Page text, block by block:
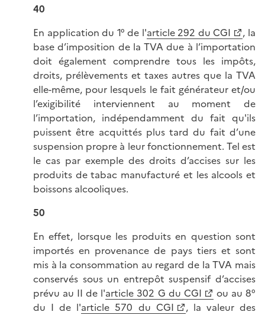
40
En application du 1° de l'article 292 du CGI
, la
base d’imposition de la TVA due à l’importation
doit également comprendre tous les impôts,
droits, prélèvements et taxes autres que la TVA
elle-même, pour lesquels le fait générateur et/ou
l’exigibilité interviennent au moment de
l’importation, indépendamment du fait qu'ils
puissent être acquittés plus tard du fait d’une
suspension propre à leur fonctionnement. Tel est
le cas par exemple des droits d’accises sur les
produits de tabac manufacturé et les alcools et
boissons alcooliques.
50
En effet, lorsque les produits en question sont
importés en provenance de pays tiers et sont
mis à la consommation au regard de la TVA mais
conservés sous un entrepôt suspensif d’accises
prévu au II de l'article 302 G du CGI
ou au 8°
du I de l'article 570 du CGI
, la valeur des